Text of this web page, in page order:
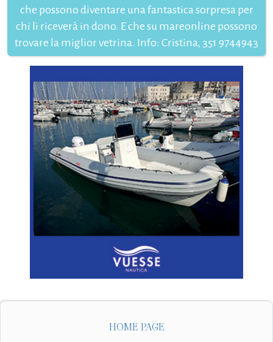
che possono diventare una fantastica sorpresa per
chi li riceverà in dono. E che su mareonline possono
trovare la miglior vetrina. Info: Cristina, 351 9744943
HOME PAGE